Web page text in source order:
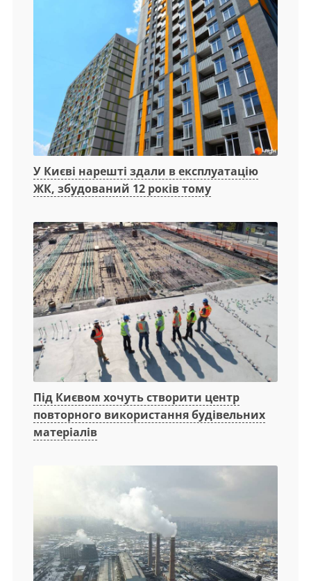
У Києві нарешті здали в експлуатацію
ЖК, збудований 12 років тому
Під Києвом хочуть створити центр
повторного використання будівельних
матеріалів